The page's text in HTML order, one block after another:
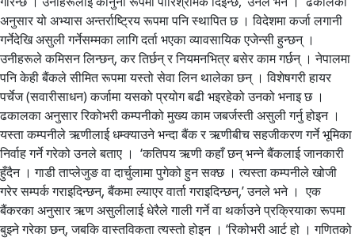
अनुसार यो अभ्यास अन्तर्राष्ट्रिय रूपमा पनि स्थापित छ । विदेशमा कर्जा लगानी
गर्नेदेखि असुली गर्नेसम्मका लागि दर्ता भएका व्यावसायिक एजेन्सी हुन्छन् ।
उनीहरूले कमिसन लिन्छन्, कर तिर्छन् र नियमनभित्र बसेर काम गर्छन् । नेपालमा
पनि केही बैंकले सीमित रूपमा यस्तो सेवा लिन थालेका छन् । विशेषगरी हायर
पर्चेज (सवारीसाधन) कर्जामा यसको प्रयोग बढी भइरहेको उनको भनाइ छ ।
ढकालका अनुसार रिकोभरी कम्पनीको मुख्य काम जबर्जस्ती असुली गर्नु होइन ।
यस्ता कम्पनीले ऋणीलाई धम्क्याउने भन्दा बैंक र ऋणीबीच सहजीकरण गर्ने भूमिका
निर्वाह गर्ने गरेको उनले बताए । ‘कतिपय ऋणी कहाँ छन् भन्ने बैंकलाई जानकारी
हुँदैन । गाडी ताप्लेजुङ वा दार्चुलामा पुगेको हुन सक्छ । त्यस्ता कम्पनीले खोजी
गरेर सम्पर्क गराइदिन्छन्, बैंकमा ल्याएर वार्ता गराइदिन्छन्,’ उनले भने । एक
बैंकरका अनुसार ऋण असुलीलाई धेरैले गाली गर्ने वा थर्काउने प्रक्रियाका रूपमा
बुझ्ने गरेका छन्, जबकि वास्तविकता त्यस्तो होइन । ‘रिकोभरी आर्ट हो । गणितको